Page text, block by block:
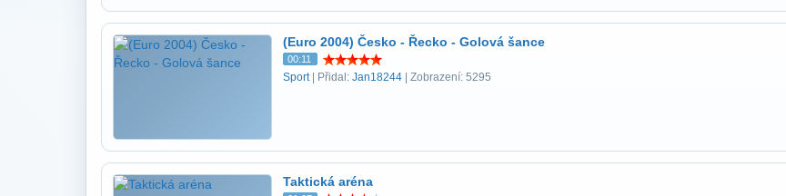
(Euro 2004) Česko - Řecko - Golová šance
00:11
Sport| Přidal: Jan18244 | Zobrazení: 5295
Taktická aréna